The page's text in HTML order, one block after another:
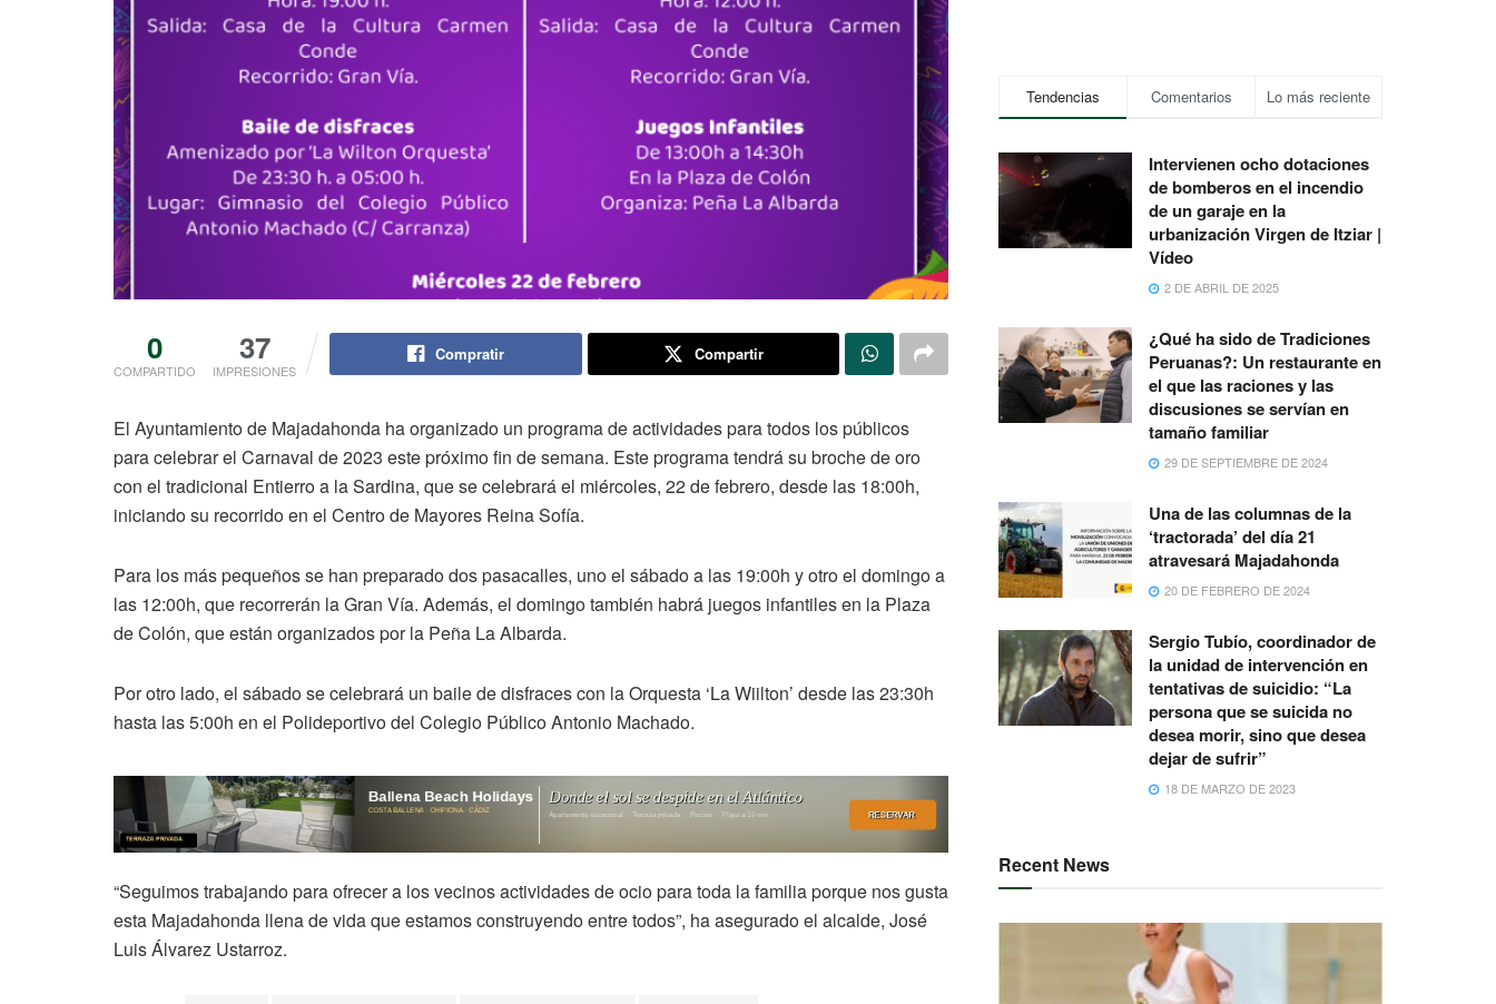
0
COMPARTIDO
37
IMPRESIONES
Compratir Compartir
El Ayuntamiento de Majadahonda ha organizado un programa de actividades para todos los públicos
para celebrar el Carnaval de 2023 este próximo fin de semana. Este programa tendrá su broche de oro
con el tradicional Entierro a la Sardina, que se celebrará el miércoles, 22 de febrero, desde las 18:00h,
iniciando su recorrido en el Centro de Mayores Reina Sofía.
Para los más pequeños se han preparado dos pasacalles, uno el sábado a las 19:00h y otro el domingo a
las 12:00h, que recorrerán la Gran Vía. Además, el domingo también habrá juegos infantiles en la Plaza
de Colón, que están organizados por la Peña La Albarda.
Por otro lado, el sábado se celebrará un baile de disfraces con la Orquesta ‘La Wiilton’ desde las 23:30h
hasta las 5:00h en el Polideportivo del Colegio Público Antonio Machado.
“Seguimos trabajando para ofrecer a los vecinos actividades de ocio para toda la familia porque nos gusta
esta Majadahonda llena de vida que estamos construyendo entre todos”, ha asegurado el alcalde, José
Luis Álvarez Ustarroz.
Tendencias Comentarios Lo más reciente
Intervienen ocho dotaciones
de bomberos en el incendio
de un garaje en la
urbanización Virgen de Itziar |
Vídeo
2 DE ABRIL DE 2025
¿Qué ha sido de Tradiciones
Peruanas?: Un restaurante en
el que las raciones y las
discusiones se servían en
tamaño familiar
29 DE SEPTIEMBRE DE 2024
Una de las columnas de la
‘tractorada’ del día 21
atravesará Majadahonda
20 DE FEBRERO DE 2024
Sergio Tubío, coordinador de
la unidad de intervención en
tentativas de suicidio: “La
persona que se suicida no
desea morir, sino que desea
dejar de sufrir”
18 DE MARZO DE 2023
Recent News